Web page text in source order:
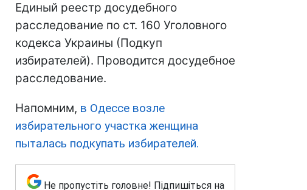
Единый реестр досудебного
расследование по ст. 160 Уголовного
кодекса Украины (Подкуп
избирателей). Проводится досудебное
расследование.
Напомним, в Одессе возле
избирательного участка женщина
пыталась подкупать избирателей.
Не пропустіть головне! Підпишіться на